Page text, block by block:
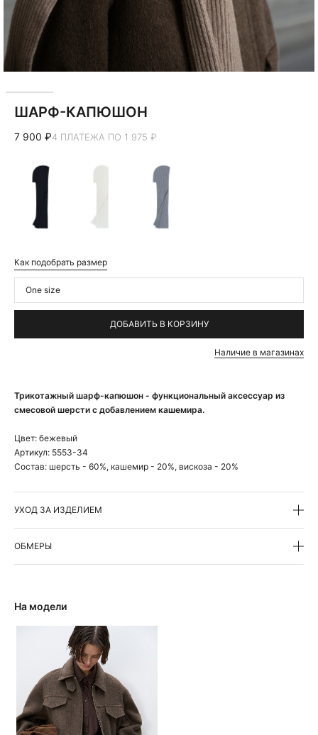
Трикотажный шарф-капюшон - функциональный аксессуар из
смесовой шерсти с добавлением кашемира.
Цвет: бежевый
Артикул: 5553-34
Состав: шерсть - 60%, кашемир - 20%, вискоза - 20%
УХОД ЗА ИЗДЕЛИЕМ
ОБМЕРЫ
ШАРФ-КАПЮШОН
7 900 ₽4 ПЛАТЕЖА ПО 1 975 ₽
Как подобрать размер
One size
ДОБАВИТЬ В КОРЗИНУ
Наличие в магазинах
На модели